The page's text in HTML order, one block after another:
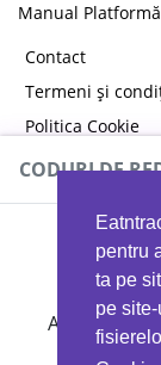
pentru
ta pe
pe
Manual
Contact
Termeni și
Politica Cookie
Politica de
CODURI DE
Ai 40%